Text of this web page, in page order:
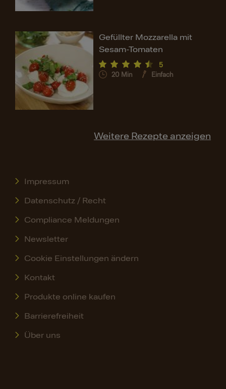
Gefüllter Mozzarella mit
Sesam-Tomaten
5
20 Min Einfach
Weitere Rezepte anzeigen
Impressum
Datenschutz / Recht
Compliance Meldungen
Newsletter
Cookie Einstellungen ändern
Kontakt
Produkte online kaufen
Barrierefreiheit
Über uns